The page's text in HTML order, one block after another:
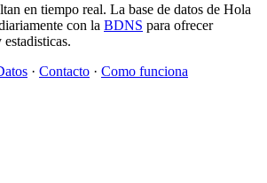
en tiempo real. La base de datos de Hola
con la BDNS para ofrecer
· Contacto · Como funciona